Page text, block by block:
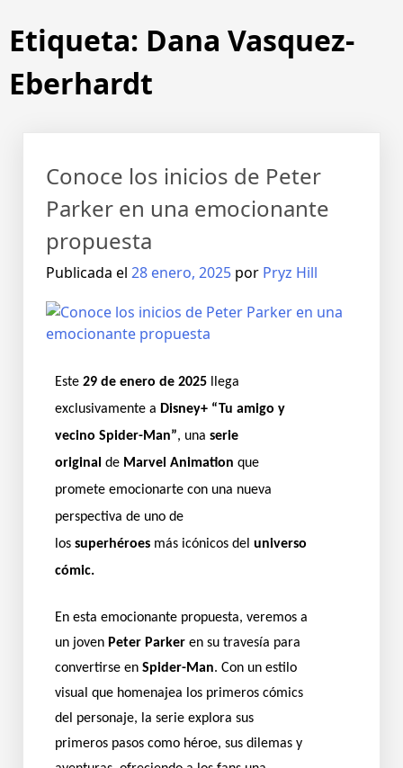
Etiqueta: Dana Vasquez-
Eberhardt
Conoce los inicios de Peter
Parker en una emocionante
propuesta
Publicada el 28 enero, 2025 por Pryz Hill
Este 29 de enero de 2025 llega
exclusivamente a Disney+ “Tu amigo y
vecino Spider-Man”, una serie
original de Marvel Animation que
promete emocionarte con una nueva
perspectiva de uno de
los superhéroes más icónicos del universo
cómic.
En esta emocionante propuesta, veremos a
un joven Peter Parker en su travesía para
convertirse en Spider-Man. Con un estilo
visual que homenajea los primeros cómics
del personaje, la serie explora sus
primeros pasos como héroe, sus dilemas y